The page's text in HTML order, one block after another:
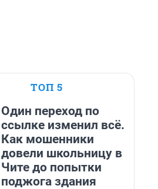
ТОП 5
Один переход по
ссылке изменил всё.
Как мошенники
довели школьницу в
Чите до попытки
поджога здания